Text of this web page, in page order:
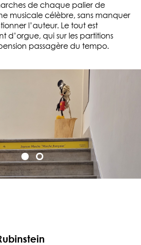
de chaque palier de
musicale célèbre, sans manquer
l’auteur. Le tout est
d’orgue, qui sur les partitions
passagère du tempo.